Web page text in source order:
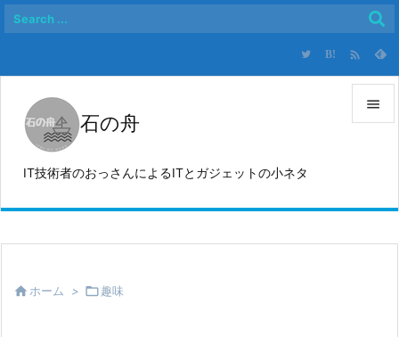
石の舟
IT技術者のおっさんによるITとガジェットの小ネタ

サイド
B! 
 ホーム > 趣味